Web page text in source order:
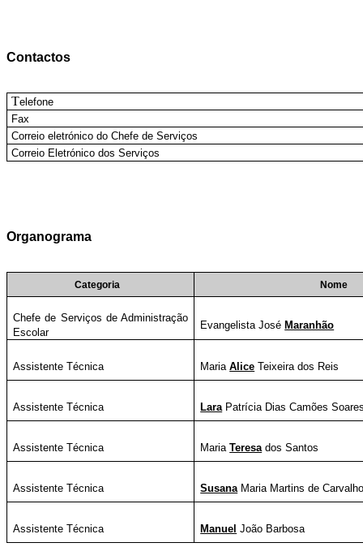
Contactos
Telefone
Fax
Correio eletrónico do Chefe de Serviços
Correio Eletrónico dos Serviços
Organograma
Categoria Nome
Chefe de Serviços de Administração
Escolar
Evangelista José Maranhão
Assistente Técnica MariaAlice Teixeira dos Reis
Assistente Técnica Lara Patrícia Dias Camões
Assistente Técnica MariaTeresa dos Santos
Assistente Técnica Susana Maria Martins de
Assistente Técnica Manuel João Barbosa